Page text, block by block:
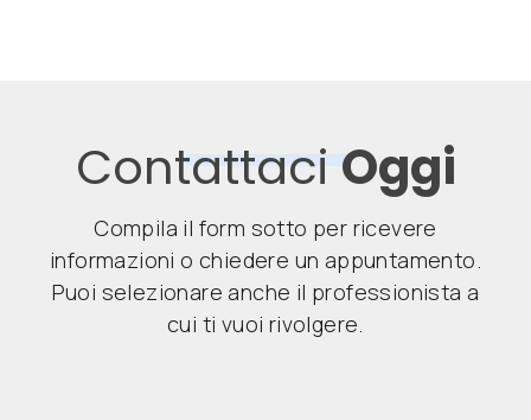
Contattaci Oggi
Compila il form sotto per ricevere
informazioni o chiedere un appuntamento.
Puoi selezionare anche il professionista a
cui ti vuoi rivolgere.